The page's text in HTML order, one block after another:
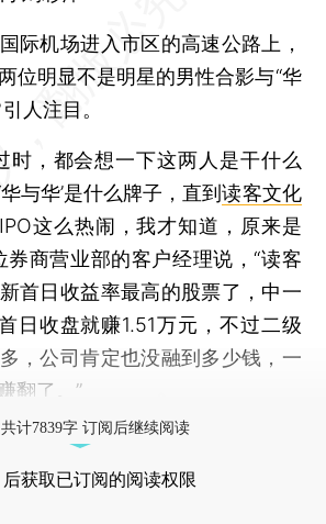
机场进入市区的高速公路上，
位明显不是明星的男性合影与“华
人注目。
，都会想一下这两人是干什么
与华’是什么牌子，直到读客文化
这么热闹，我才知道，原来是
券商营业部的客户经理说，“读客
首日收益率最高的股票了，中一
日收盘就赚1.51万元，不过二级
，公司肯定也没融到多少钱，一
翻了。”
计7839字 订阅后继续阅读
后获取已订阅的阅读权限